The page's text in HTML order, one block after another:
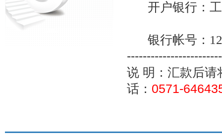
开户银行：
银行帐号：
说 明：汇款后
话： 0571-